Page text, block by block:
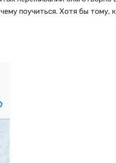
поучиться. Хотя бы тому,